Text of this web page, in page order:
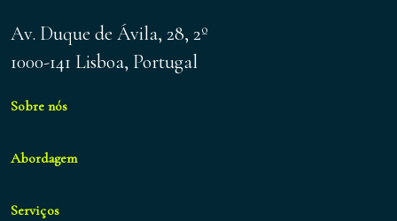
Av. Duque de Ávila, 28, 2º
1000-141 Lisboa, Portugal
Sobre nós
Abordagem
Serviços